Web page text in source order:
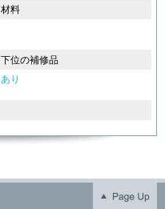
材料
下位の補修品
あり